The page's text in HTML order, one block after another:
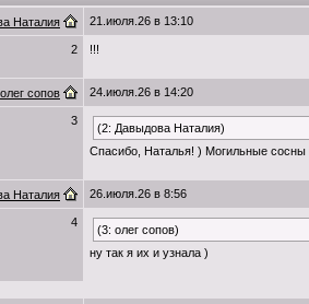
Наталия 21.июля.26 в 13:10
2 !!!
олег сопов 24.июля.26 в 14:20
3
(2: Давыдова Наталия)
Спасибо, Наталья! ) Могильные
Наталия 26.июля.26 в 8:56
4
(3: олег сопов)
ну так я их и узнала )